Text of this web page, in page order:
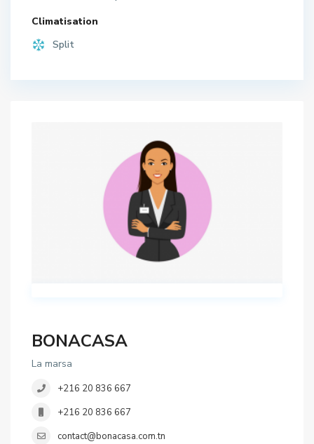
Climatisation
Split
BONACASA
La marsa
+216 20 836 667
+216 20 836 667
contact@bonacasa.com.tn